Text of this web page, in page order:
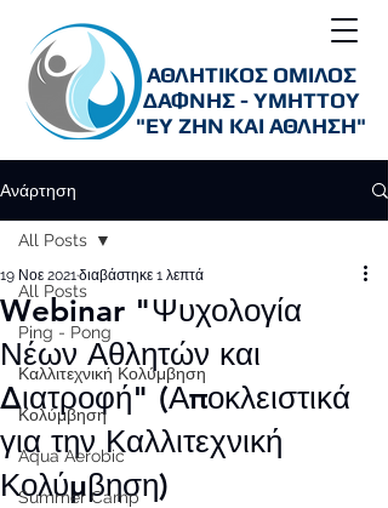
ΑΘΛΗΤΙΚΟΣ ΟΜΙΛΟΣ
ΔΑΦΝΗΣ - ΥΜΗΤΤΟΥ
"ΕΥ ΖΗΝ ΚΑΙ ΑΘΛΗΣΗ"
Ανάρτηση
All Posts
Ping - Pong
Καλλιτεχνική Κολύμβηση
Κολύμβηση
Aqua Aerobic
Summer Camp
All Posts
Webinar "Ψυχολογία
Νέων Αθλητών και
Διατροφή" (Αποκλειστικά
για την Καλλιτεχνική
Κολύμβηση)
19 Νοε 2021διαβάστηκε 1 λεπτά